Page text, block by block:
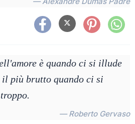
è quando ci si illude
il più brutto quando ci si
— Roberto Gervaso